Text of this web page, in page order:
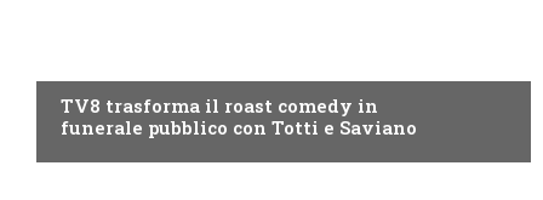
TV8 trasforma il roast comedy in
funerale pubblico con Totti e Saviano